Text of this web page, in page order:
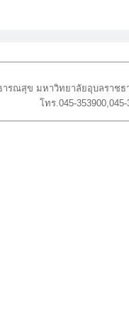
รณสุข มหาวิทยาลัยอุบลราชธ
โทร.045-